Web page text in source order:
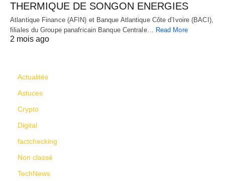
THERMIQUE DE SONGON ENERGIES
Atlantique Finance (AFIN) et Banque Atlantique Côte d’Ivoire (BACI),
filiales du Groupe panafricain Banque Centrale… Read More
2 mois ago
Actualités
Astuces
Crypto
Digital
factchecking
Non classé
TechNews